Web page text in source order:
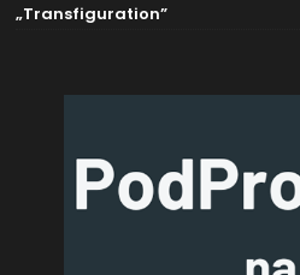
„Transfiguration”